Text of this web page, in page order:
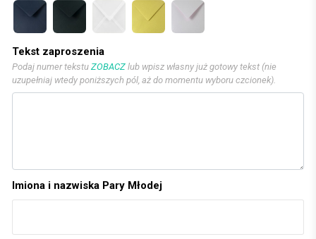
Tekst zaproszenia
Podaj numer tekstu ZOBACZ lub wpisz własny już gotowy tekst (nie
uzupełniaj wtedy poniższych pól, aż do momentu wyboru czcionek).
Imiona i nazwiska Pary Młodej